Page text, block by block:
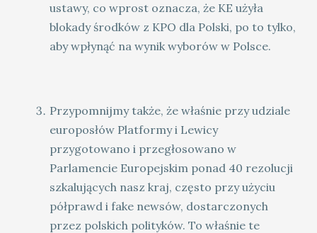
ustawy, co wprost oznacza, że KE użyła
blokady środków z KPO dla Polski, po to tylko,
aby wpłynąć na wynik wyborów w Polsce.
Przypomnijmy także, że właśnie przy udziale
europosłów Platformy i Lewicy
przygotowano i przegłosowano w
Parlamencie Europejskim ponad 40 rezolucji
szkalujących nasz kraj, często przy użyciu
półprawd i fake newsów, dostarczonych
przez polskich polityków. To właśnie te